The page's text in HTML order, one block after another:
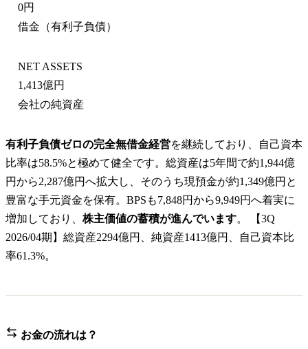
0円
借金（有利子負債）
NET ASSETS
1,413億円
会社の純資産
有利子負債ゼロの完全無借金経営を継続しており、自己資本
比率は58.5%と極めて健全です。総資産は5年間で約1,944億
円から2,287億円へ拡大し、そのうち現預金が約1,349億円と
豊富な手元資金を保有。BPSも7,848円から9,949円へ着実に
増加しており、 株主価値の蓄積が進んでいます。 【3Q
2026/04期】総資産2294億円、純資産1413億円、自己資本比
率61.3%。
お金の流れは？